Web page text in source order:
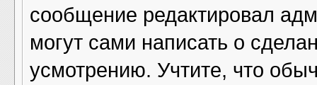
сообщение редактировал
могут сами написать о
усмотрению. Учтите, что